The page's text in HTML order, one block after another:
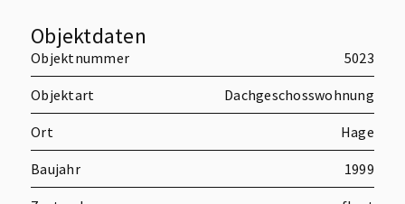
Objektdaten
Objektnummer 5023
Objektart Dachgeschosswohnung
Ort Hage
Baujahr 1999